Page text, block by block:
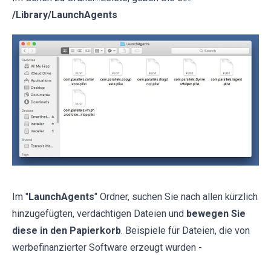
/Library/LaunchAgents
Im "LaunchAgents" Ordner, suchen Sie nach allen kürzlich
hinzugefügten, verdächtigen Dateien und bewegen Sie
diese in den Papierkorb. Beispiele für Dateien, die von
werbefinanzierter Software erzeugt wurden -